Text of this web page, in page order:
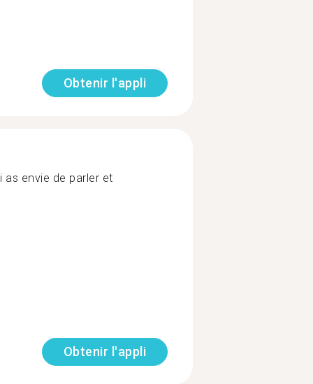
Obtenir l'appli
as envie de parler et
Obtenir l'appli